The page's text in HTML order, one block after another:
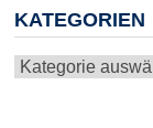
KATEGORIEN
Kategorien